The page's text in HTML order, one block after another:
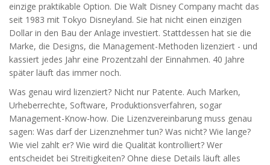
einzige praktikable Option. Die Walt Disney Company macht das
seit 1983 mit Tokyo Disneyland. Sie hat nicht einen einzigen
Dollar in den Bau der Anlage investiert. Stattdessen hat sie die
Marke, die Designs, die Management-Methoden lizenziert - und
kassiert jedes Jahr eine Prozentzahl der Einnahmen. 40 Jahre
später läuft das immer noch.
Was genau wird lizenziert? Nicht nur Patente. Auch Marken,
Urheberrechte, Software, Produktionsverfahren, sogar
Management-Know-how. Die Lizenzvereinbarung muss genau
sagen: Was darf der Lizenznehmer tun? Was nicht? Wie lange?
Wie viel zahlt er? Wie wird die Qualität kontrolliert? Wer
entscheidet bei Streitigkeiten? Ohne diese Details läuft alles